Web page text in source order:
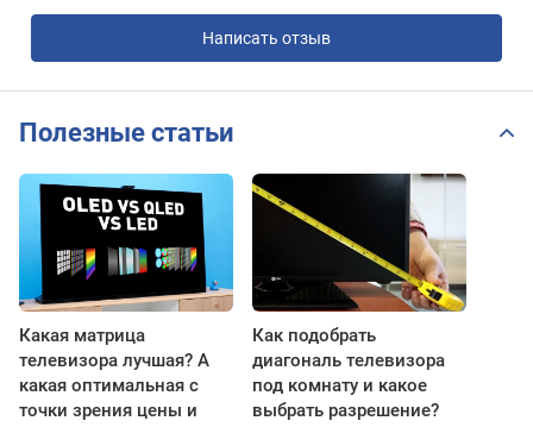
Написать отзыв
Полезные статьи
Какая матрица
телевизора лучшая? А
какая оптимальная с
точки зрения цены и
Как подобрать
диагональ телевизора
под комнату и какое
выбрать разрешение?